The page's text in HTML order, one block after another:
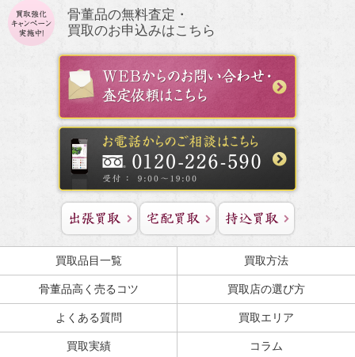
骨董品の無料査定・
買取のお申込みはこちら
買取品目一覧 買取方法
骨董品高く売るコツ 買取店の選び方
よくある質問 買取エリア
買取実績 コラム